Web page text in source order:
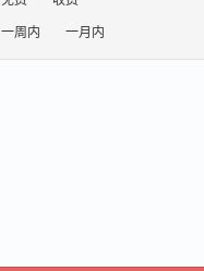
一周内 一月内